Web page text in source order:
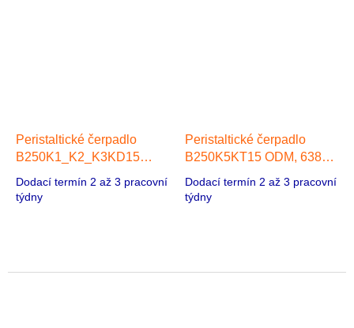
Peristaltické čerpadlo
B250K1_K2_K3KD15
57 Stepper Motor
Dodací termín 2 až 3 pracovní
týdny
Peristaltické čerpadlo
B250K5KT15 ODM, 638
Motor
Dodací termín 2 až 3 pracovní
týdny